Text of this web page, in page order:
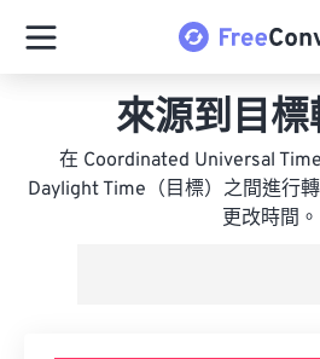
來源到目
在 Coordinated Universal
Daylight Time（目標）之間進行
更改時間。